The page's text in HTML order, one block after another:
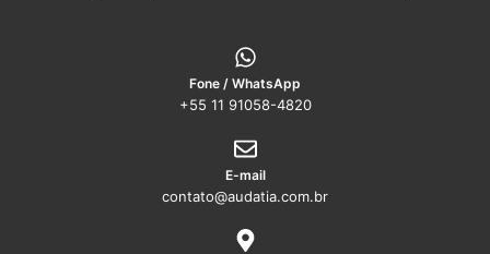
Fone / WhatsApp
+55 11 91058-4820
E-mail
contato@audatia.com.br